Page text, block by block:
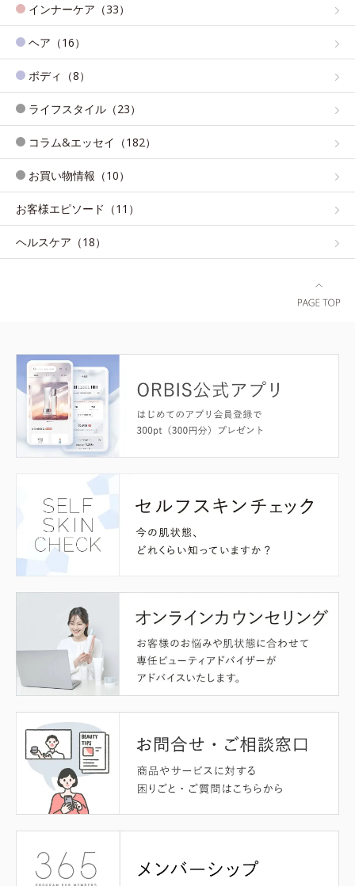
インナーケア（33）
ヘア（16）
ボディ（8）
ライフスタイル（23）
コラム&エッセイ（182）
お買い物情報（10）
お客様エピソード（11）
ヘルスケア（18）